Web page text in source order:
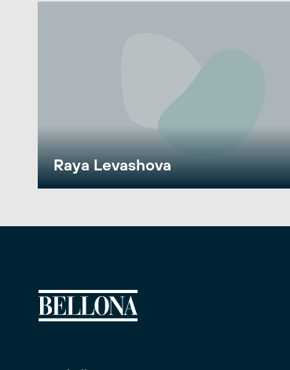
Raya Levashova